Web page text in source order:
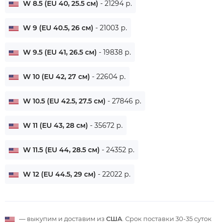
W 8.5 (EU 40, 25.5 см) - 21294 р.
W 9 (EU 40.5, 26 см) - 21003 р.
W 9.5 (EU 41, 26.5 см) - 19838 р.
W 10 (EU 42, 27 см) - 22604 р.
W 10.5 (EU 42.5, 27.5 см) - 27846 р.
W 11 (EU 43, 28 см) - 35672 р.
W 11.5 (EU 44, 28.5 см) - 24352 р.
W 12 (EU 44.5, 29 см) - 22022 р.
— выкупим и доставим из США . Срок поставки 30-35 суток